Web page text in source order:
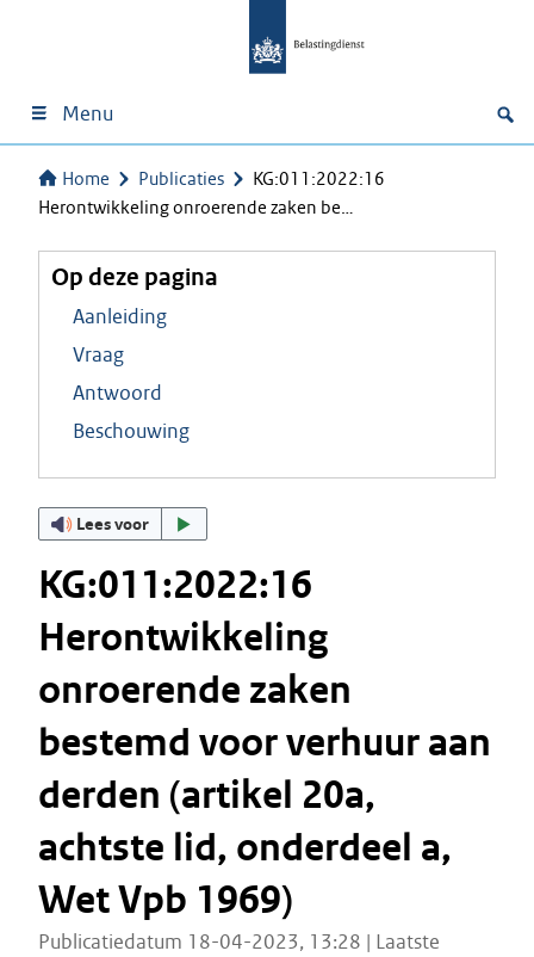
Menu
Home Publicaties
KG:011:2022:16
Herontwikkeling onroerende zaken be…
Op deze pagina
Aanleiding
Vraag
Antwoord
Beschouwing
Lees voor
KG:011:2022:16
Herontwikkeling
onroerende zaken
bestemd voor verhuur aan
derden (artikel 20a,
achtste lid, onderdeel a,
Wet Vpb 1969)
Publicatiedatum 18-04-2023, 13:28 | Laatste